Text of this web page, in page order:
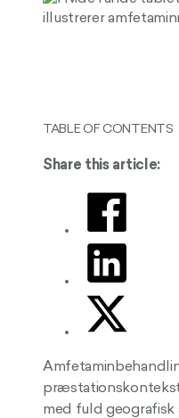
TABLE OF CONTENTS
Share this article:
med fuld geografisk